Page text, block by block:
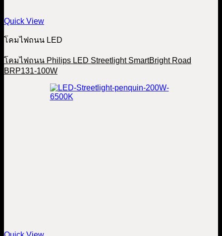
Quick View
โคมไฟถนน LED
โคมไฟถนน Philips LED Streetlight SmartBright Road
BRP131-100W